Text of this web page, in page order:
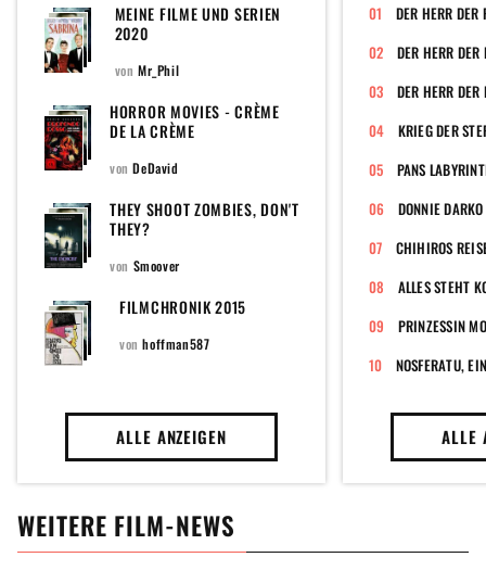
MEINE FILME UND SERIEN
2020
vonMr_Phil
HORROR MOVIES - CRÈME
DE LA CRÈME
vonDeDavid
THEY SHOOT ZOMBIES, DON'T
THEY?
von Smoover
FILMCHRONIK 2015
vonhoffman587
ALLE ANZEIGEN
DER HERR
DER HERR
KRIEG DER
PANS
DONNIE DARKO
CHIHIROS
ALLES STEHT
PRINZESSIN
ALLE
WEITERE FILM-NEWS